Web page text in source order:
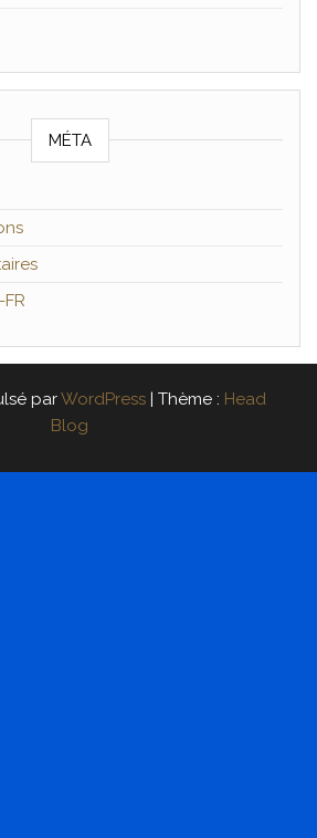
MÉTA
parWordPress | Thème : Head
Blog